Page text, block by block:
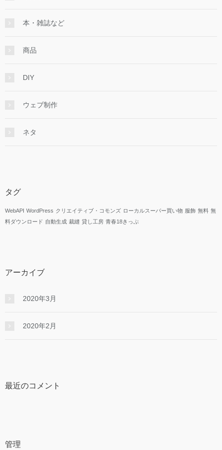
本・雑誌など
商品
DIY
ウェブ制作
ネタ
タグ
WebAPI WordPress クリエイティブ・コモンズ ローカルスーパー買い物 服飾 無料 無
料ダウンロード 自動生成 裁縫 貸し工房 青春18きっぷ
アーカイブ
2020年3月
2020年2月
最近のコメント
管理